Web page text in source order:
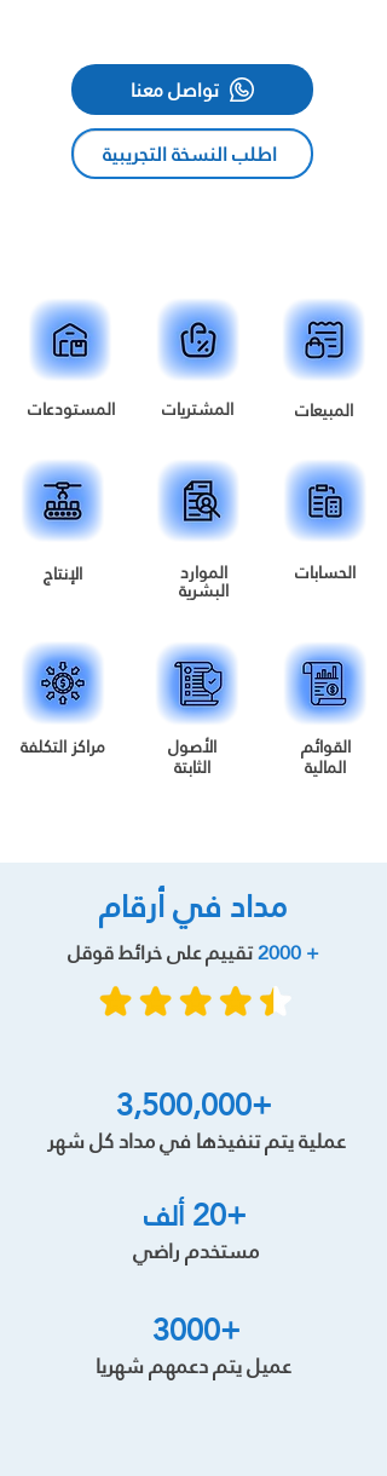
تواصل معنا
اطلب النسخة التجريبية
المستودعات المشتريات المبيعات
الإنتاج الموارد
البشرية
الحسابات
مراكز التكلفة الأصول
الثابتة
القوائم
المالية
مداد في أرقام
+ 2000 تقييم على خرائط قوقل
+3,500,000
عملية يتم تنفيذها في مداد كل شهر
+20 ألف
مستخدم راضي
+3000
عميل يتم دعمهم شهريا